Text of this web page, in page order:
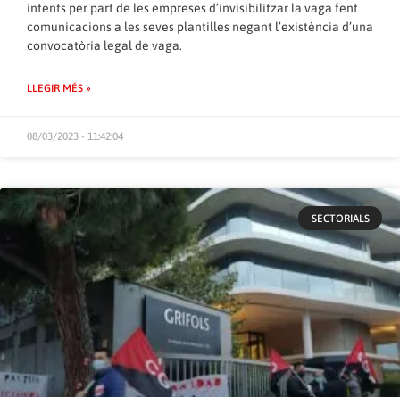
intents per part de les empreses d’invisibilitzar la vaga fent
comunicacions a les seves plantilles negant l’existència d’una
convocatòria legal de vaga.
LLEGIR MÉS »
08/03/2023 - 11:42:04
SECTORIALS